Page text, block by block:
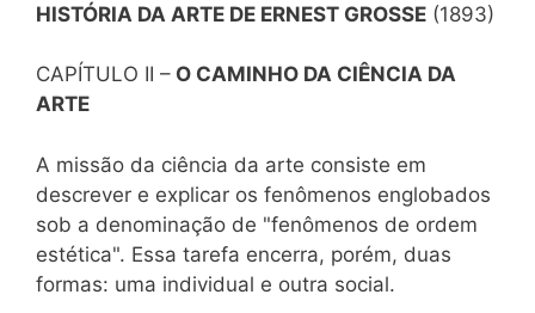
HISTÓRIA DA ARTE DE ERNEST GROSSE (1893)
CAPÍTULO II – O CAMINHO DA CIÊNCIA DA
ARTE
A missão da ciência da arte consiste em
descrever e explicar os fenômenos englobados
sob a denominação de "fenômenos de ordem
estética". Essa tarefa encerra, porém, duas
formas: uma individual e outra social.